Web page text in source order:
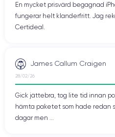
En mycket prisvärd begagnad
fungerar helt klanderfritt. Jag
Certideal.
James Callum Craigen
28/02/26
Gick jättebra, tog lite tid innan
hämta paketet som hade redan
dagar men ...